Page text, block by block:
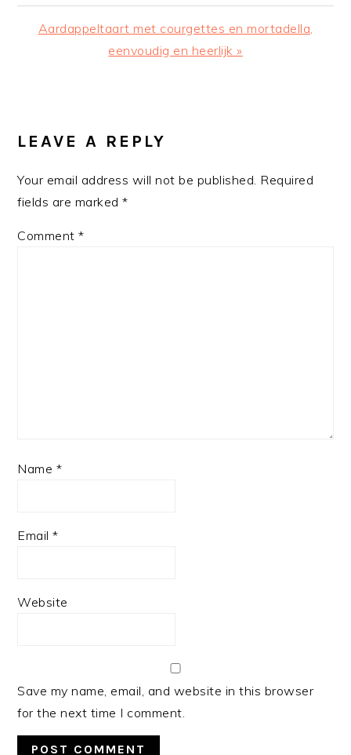
Post:
Next
Aardappeltaart met courgettes en mortadella,
eenvoudig en heerlijk »
INTERACTIONS
LEAVE A REPLY
Your email address will not be published. Required
fields are marked*
Comment*
Name *
Email*
Website
Save my name, email, and website in this browser
for the next time I comment.